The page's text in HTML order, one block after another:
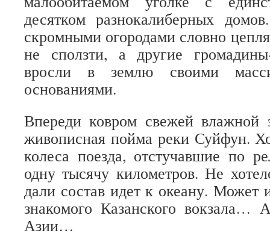
десятком разнокалиберных
скромными огородами словно
не сползти, а другие
вросли в землю своими
основаниями.
Впереди ковром свежей влажной
живописная пойма реки Суйфун.
колеса поезда, отстучавшие по
одну тысячу километров. Не
дали состав идет к океану.
знакомого Казанского
Азии…